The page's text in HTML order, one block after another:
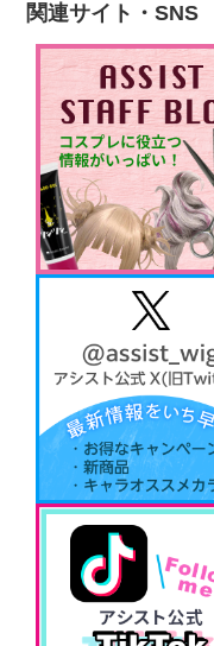
関連サイト・SNS